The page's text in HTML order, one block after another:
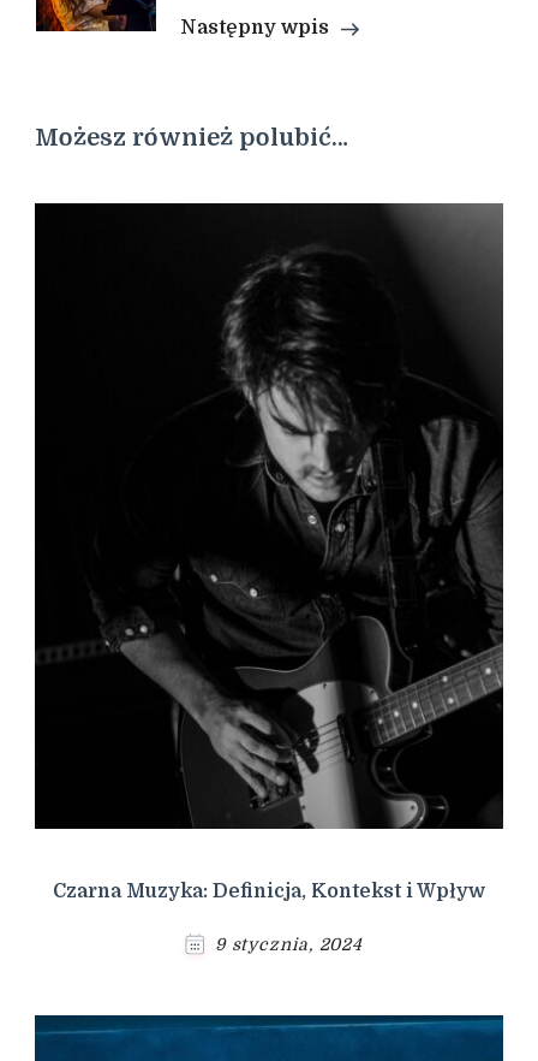
Następny wpis
Możesz również polubić…
Czarna Muzyka: Definicja, Kontekst i Wpływ
9 stycznia, 2024